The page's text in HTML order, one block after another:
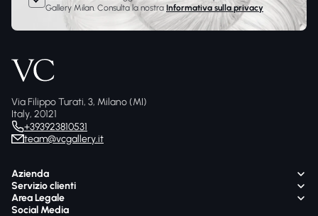
Gallery Milan. Consulta la nostra Informativa sulla privacy
Via Filippo Turati, 3, Milano (MI)
Italy, 20121
+393923810531
team@vcgallery.it
Azienda
Servizio clienti
Area Legale
Social Media